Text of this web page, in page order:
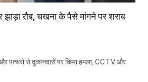
झाड़ा रौब, चखना के पैसे मांगने पर शराब
पत्थरों से दुकानदारों पर किया हमला, CCTV और